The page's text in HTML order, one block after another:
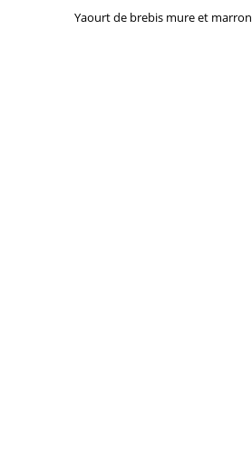
Yaourt de brebis mure et marron